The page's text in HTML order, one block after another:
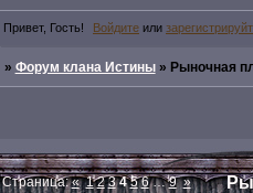
Привет, Гость! Войдите или
» Форум клана Истины » Рыночная
Страница:« 1 2 3 4 5 6 … 9 »